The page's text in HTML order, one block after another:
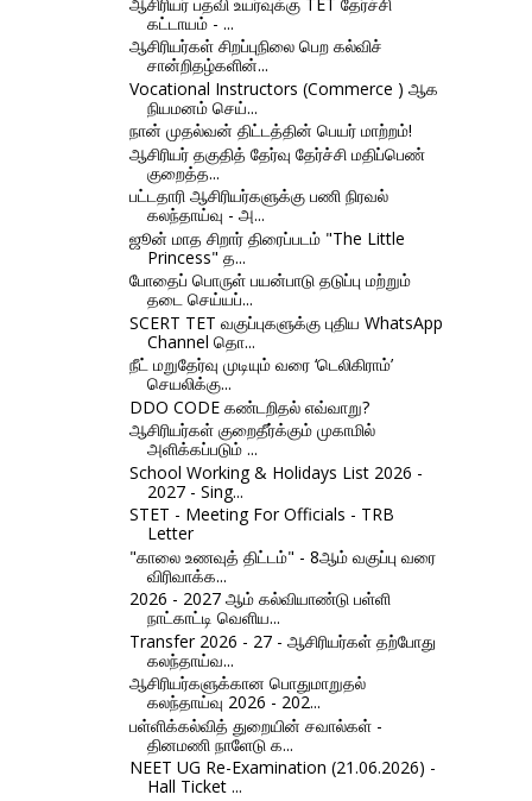
கட்டாயம் - ...
ஆசிரியர்கள் சிறப்புநிலை பெற கல்விச்
சான்றிதழ்களின்...
Vocational Instructors (Commerce ) ஆக
நியமனம் செய்...
நான் முதல்வன் திட்டத்தின் பெயர் மாற்றம்!
ஆசிரியர் தகுதித் தேர்வு தேர்ச்சி மதிப்பெண்
குறைத்த...
பட்டதாரி ஆசிரியர்களுக்கு பணி நிரவல்
கலந்தாய்வு - அ...
ஜூன் மாத சிறார் திரைப்படம் "The Little
Princess" த...
போதைப் பொருள் பயன்பாடு தடுப்பு மற்றும்
தடை செய்யப்...
SCERT TET வகுப்புகளுக்கு புதிய WhatsApp
Channel தொ...
நீட் மறுதேர்வு முடியும் வரை ‘டெலிகிராம்’
செயலிக்கு...
DDO CODE கண்டறிதல் எவ்வாறு?
ஆசிரியர்கள் குறைதீர்க்கும் முகாமில்
அளிக்கப்படும் ...
School Working & Holidays List 2026 -
2027 - Sing...
STET - Meeting For Officials - TRB
Letter
"காலை உணவுத் திட்டம்" - 8ஆம் வகுப்பு வரை
விரிவாக்க...
2026 - 2027 ஆம் கல்வியாண்டு பள்ளி
நாட்காட்டி வெளிய...
Transfer 2026 - 27 - ஆசிரியர்கள் தற்போது
கலந்தாய்வ...
ஆசிரியர்களுக்கான பொதுமாறுதல்
கலந்தாய்வு 2026 - 202...
பள்ளிக்கல்வித் துறையின் சவால்கள் -
தினமணி நாளேடு க...
NEET UG Re-Examination (21.06.2026) -
Hall Ticket ...